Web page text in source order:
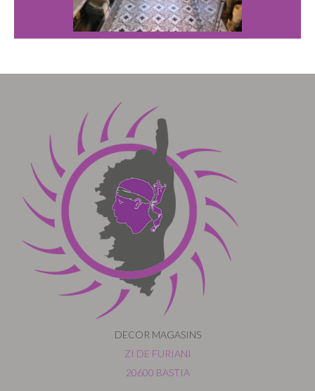
DECOR MAGASINS
ZI DE FURIANI
20600 BASTIA